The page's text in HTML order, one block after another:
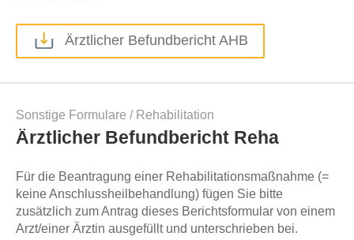
Ärztlicher Befundbericht AHB
Sonstige Formulare / Rehabilitation
Ärztlicher Befundbericht Reha
Für die Beantragung einer Rehabilitationsmaßnahme (=
keine Anschlussheilbehandlung) fügen Sie bitte
zusätzlich zum Antrag dieses Berichtsformular von einem
Arzt/einer Ärztin ausgefüllt und unterschrieben bei.